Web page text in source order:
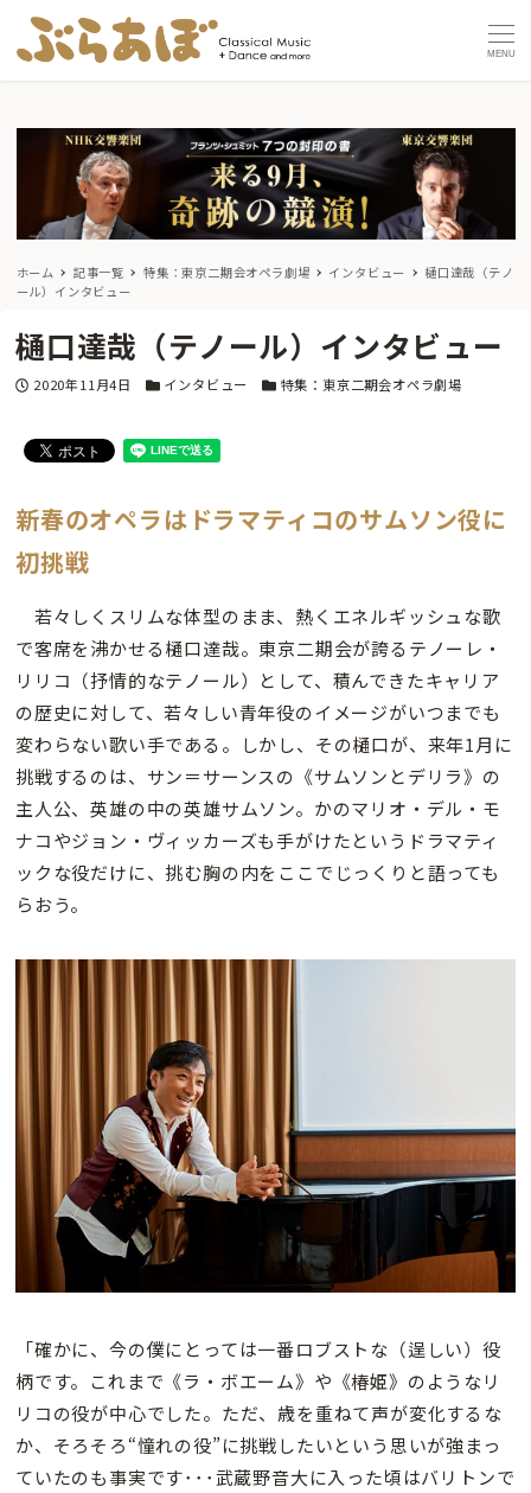
MENU
ホーム 記事一覧 特集：東京二期会オペラ劇場 インタビュー
樋口達哉（テノ
ール）インタビュー
樋口達哉（テノール）インタビュー
投稿日
2020年11月4日 カテゴリー
インタビュー カテゴリー
特集：東京二期会オペラ劇場
新春のオペラはドラマティコのサムソン役に
初挑戦
若々しくスリムな体型のまま、熱くエネルギッシュな歌
で客席を沸かせる樋口達哉。東京二期会が誇るテノーレ・
リリコ（抒情的なテノール）として、積んできたキャリア
の歴史に対して、若々しい青年役のイメージがいつまでも
変わらない歌い手である。しかし、その樋口が、来年1月に
挑戦するのは、サン＝サーンスの《サムソンとデリラ》の
主人公、英雄の中の英雄サムソン。かのマリオ・デル・モ
ナコやジョン・ヴィッカーズも手がけたというドラマティ
ックな役だけに、挑む胸の内をここでじっくりと語っても
らおう。
「確かに、今の僕にとっては一番ロブストな（逞しい）役
柄です。これまで《ラ・ボエーム》や《椿姫》のようなリ
リコの役が中心でした。ただ、歳を重ねて声が変化するな
か、そろそろ“憧れの役”に挑戦したいという思いが強まっ
ていたのも事実です･･･武蔵野音大に入った頃はバリトンで